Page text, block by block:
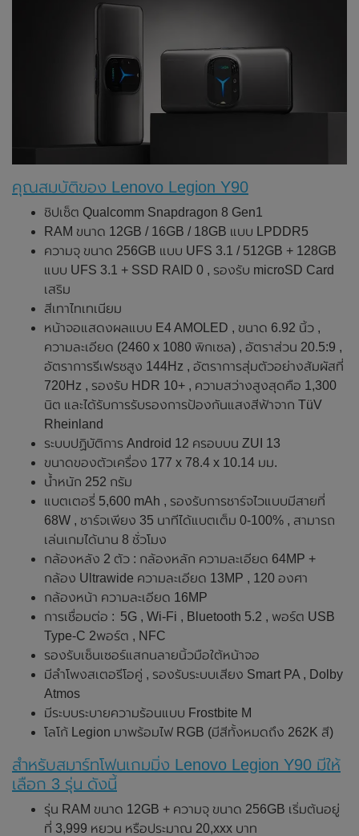
คุณสมบัติของ Lenovo Legion Y90
ชิปเซ็ต Qualcomm Snapdragon 8 Gen1
RAM ขนาด 12GB / 16GB / 18GB แบบ LPDDR5
ความจุ ขนาด 256GB แบบ UFS 3.1 / 512GB + 128GB
แบบ UFS 3.1 + SSD RAID 0 , รองรับ microSD Card
เสริม
สีเทาไทเทเนียม
หน้าจอแสดงผลแบบ E4 AMOLED , ขนาด 6.92 นิ้ว ,
ความละเอียด (2460 x 1080 พิกเซล) , อัตราส่วน 20.5:9 ,
อัตราการรีเฟรชสูง 144Hz , อัตราการสุ่มตัวอย่างสัมผัสที่
720Hz , รองรับ HDR 10+ , ความสว่างสูงสุดคือ 1,300
นิต และได้รับการรับรองการป้องกันแสงสีฟ้าจาก TüV
Rheinland
ระบบปฏิบัติการ Android 12 ครอบบน ZUI 13
ขนาดของตัวเครื่อง 177 x 78.4 x 10.14 มม.
น้ำหนัก 252 กรัม
แบตเตอรี่ 5,600 mAh , รองรับการชาร์จไวแบบมีสายที่
68W , ชาร์จเพียง 35 นาทีได้แบตเต็ม 0-100% , สามารถ
เล่นเกมได้นาน 8 ชั่วโมง
กล้องหลัง 2 ตัว : กล้องหลัก ความละเอียด 64MP +
กล้อง Ultrawide ความละเอียด 13MP , 120 องศา
กล้องหน้า ความละเอียด 16MP
การเชื่อมต่อ : 5G , Wi-Fi , Bluetooth 5.2 , พอร์ต USB
Type-C 2พอร์ต , NFC
รองรับเซ็นเซอร์แสกนลายนิ้วมือใต้หน้าจอ
มีลำโพงสเตอรีโอคู่ , รองรับระบบเสียง Smart PA , Dolby
Atmos
มีระบบระบายความร้อนแบบ Frostbite M
โลโก้ Legion มาพร้อมไฟ RGB (มีสีทั้งหมดถึง 262K สี)
สำหรับสมาร์ทโฟนเกมมิ่ง Lenovo Legion Y90 มีให้
เลือก 3 รุ่น ดังนี้
รุ่น RAM ขนาด 12GB + ความจุ ขนาด 256GB เริ่มต้นอยู่
ที่ 3,999 หยวน หรือประมาณ 20,xxx บาท